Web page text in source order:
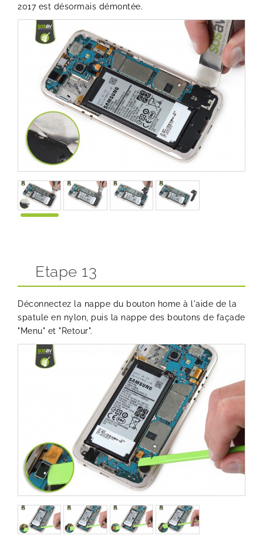
2017 est désormais démontée.
Etape 13
Déconnectez la nappe du bouton home à l'aide de la
spatule en nylon, puis la nappe des boutons de façade
"Menu" et "Retour".